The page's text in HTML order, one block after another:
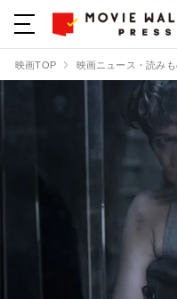
映画TOP 映画ニュース・読み